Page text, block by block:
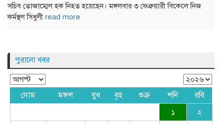
সচিব তোজাম্মেল হক নিহত হয়েছেন। মঙ্গলবার ৩ ফেব্রুয়ারী বিকেলে নিজ
কর্মস্থল সিধুলী read more
পুরানো খবর
সোম মঙ্গল বুধ বৃহ শুক্র শনি রবি
১
২